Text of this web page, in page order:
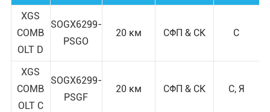
XGS
COMB
OLT D
SOGX6299-
PSGO
20 км СФП & СК С
XGS
COMB
OLT C
SOGX6299-
PSGF
20 км СФП & СК С, Я